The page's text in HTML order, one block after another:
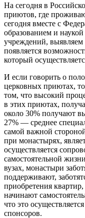
На сегодня в
приютов, где
сегодня вместе с
образованием и
учреждений, выявляем
появляется
который
И если говорить о
церковных приютах, то
том, что высокий
в этих приютах,
около 30% получают
27% — среднее
самой важной
при монастырях,
осуществляется
самостоятельной
вузах, монастыри
поддерживают,
приобретения
начинают
что это
спонсоров.